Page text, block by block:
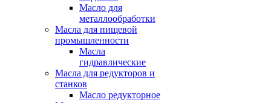
Масло для
металлообработки
Масла для пищевой
промышленности
Масла
гидравлические
Масла для редукторов и
станков
Масло редукторное